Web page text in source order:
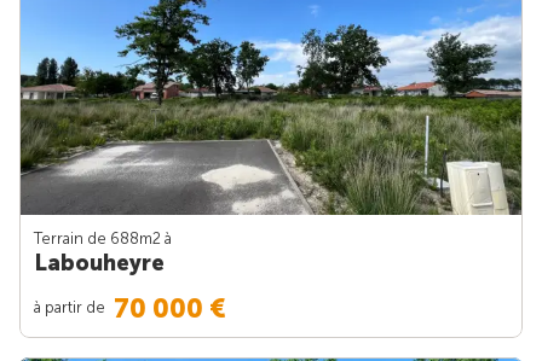
Terrain de 688m2 à
Labouheyre
à partir de 70 000 €